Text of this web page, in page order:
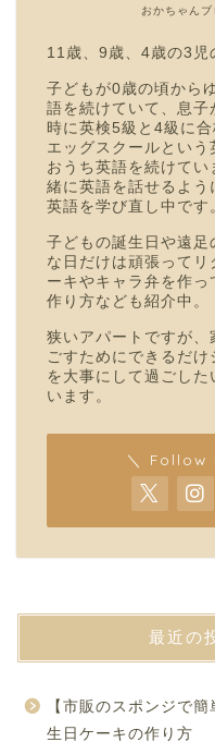
おかちゃんブ
11歳、9歳、4歳の3児
子どもが0歳の頃から
語を続けていて、息
時に英検5級と4級に
エッグスクールという
おうち英語を続けてい
緒に英語を話せるよう
英語を学び直し中です
子どもの誕生日や遠足
な日だけは頑張ってリ
ーキやキャラ弁を作っ
作り方なども紹介中。
狭いアパートですが、
ごすためにできるだけ
を大事にして過ごした
います。
＼ Follow
最近の
【市販のスポンジで
生日ケーキの作り方